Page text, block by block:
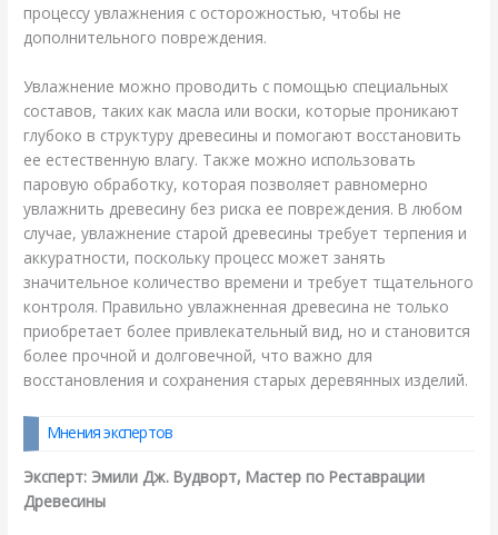
процессу увлажнения с осторожностью, чтобы не
дополнительного повреждения.
Увлажнение можно проводить с помощью специальных
составов, таких как масла или воски, которые проникают
глубоко в структуру древесины и помогают восстановить
ее естественную влагу. Также можно использовать
паровую обработку, которая позволяет равномерно
увлажнить древесину без риска ее повреждения. В любом
случае, увлажнение старой древесины требует терпения и
аккуратности, поскольку процесс может занять
значительное количество времени и требует тщательного
контроля. Правильно увлажненная древесина не только
приобретает более привлекательный вид, но и становится
более прочной и долговечной, что важно для
восстановления и сохранения старых деревянных изделий.
Мнения экспертов
Эксперт: Эмили Дж. Вудворт, Мастер по Реставрации
Древесины